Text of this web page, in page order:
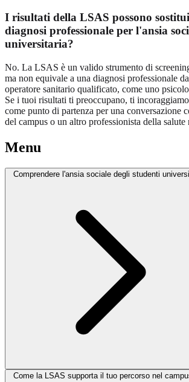
I risultati della LSAS possono
diagnosi professionale per l'ansia
universitaria?
No. La LSAS è un valido strumento di
ma non equivale a una diagnosi professionale
operatore sanitario qualificato, come uno
Se i tuoi risultati ti preoccupano, ti
come punto di partenza per una conversazione
del campus o un altro professionista della salute
Menu
Comprendere l'ansia sociale degli studenti
Come la LSAS supporta il tuo percorso nel